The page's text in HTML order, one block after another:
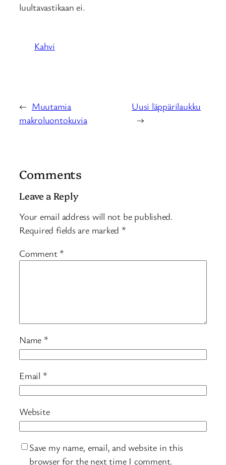
luultavastikaan ei.
Kahvi
← Muutamia
makroluontokuvia
Uusi läppärilaukku
→
Comments
Leave a Reply
Your email address will not be published.
Required fields are marked *
Comment *
Name *
Email *
Website
Save my name, email, and website in this
browser for the next time I comment.